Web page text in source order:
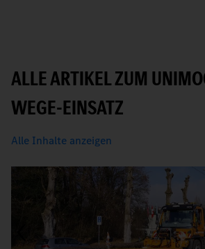
ALLE ARTIKEL ZUM
WEGE-EINSATZ
Alle Inhalte anzeigen